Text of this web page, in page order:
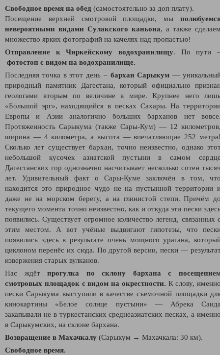
Свободное время на обед (самостоятельно за доп плату).
Посещение верхней смотровой площадки, мы
невероятными видами Сулакского каньона, а также
множество ярких фотографий на качелях над пропастью!
Отправление к Чиркейскому водохранилищу. По пути
фотостоп с видом на водохранилище.
Последняя точка в этот день –бархан Сарыкум —
природный памятник Дагестана, который официально
геологами вторым по величине в мире. Крупнее него
«Большой эрг», находящийся в песках Сахары. На
Европы и Азии аналогично больших барханов нет
Протяженность Сарыкума (также Сары-Кум) — 12
ширина — 4 километра, а высота — впечатляющие 252
Сколько лет существует бархан, точно неизвестно, однако
небольшой кусочек азиатской пустыни в самом
Дагестанских гор однозначно насчитывает несколько сотен
лет. Удивительный факт о Сары-Куме заключён в том,
находится это природное чудо не на пустынной территории
даже не на морском берегу, а на глинистой степи. Причём
текущего момента точно неизвестно, как и откуда эти пески
появились. Существует огромное количество легенд, связанных
этим местом. А вот учёные выдвигают гипотезы, что
появились здесь в результате очень мощного урагана,
циклоном перенёс их сюда. По другой версии, пески —
извержения старых вулканов.
Нас ждётпрогулка по склону бархана с
смотровых площадок с видом на окрестности. К слову,
пески Сарыкума выступили в качестве съемочной площадки
кинокартины «Белое солнце пустыни» — Абрека
закапывали не в туркестанских среднеазиатских песках, а
в Cарыкумских, на склоне бархана.
Возвращение в Махачкалу (Сарыкум → Махачкала: 30 км).
Свободное время.